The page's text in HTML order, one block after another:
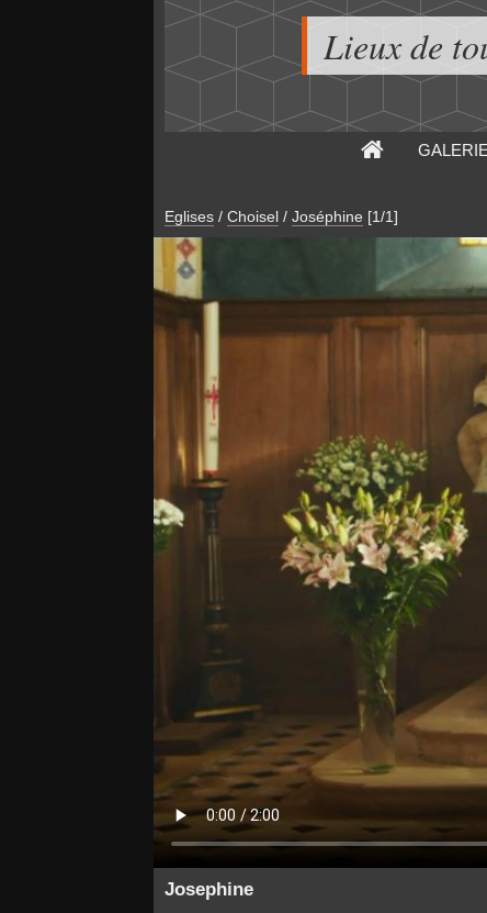
Lieux de
GALERIE
Eglises / Choisel / Joséphine [1/1]
Josephine